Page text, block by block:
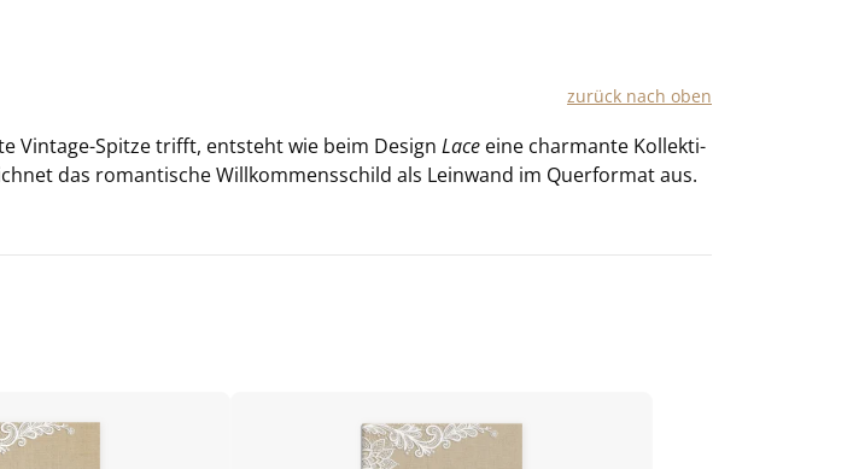
zu­rück nach oben
Vintage-​Spitze trifft, ent­steht wie beim De­sign Lace eine char­man­te Kol­lek­ti­
das ro­man­ti­sche Will­kom­mens­schild als Lein­wand im Quer­for­mat aus.